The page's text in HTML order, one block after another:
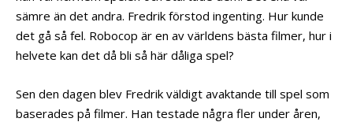
sämre än det andra. Fredrik förstod ingenting. Hur kunde
det gå så fel. Robocop är en av världens bästa filmer, hur i
helvete kan det då bli så här dåliga spel?
Sen den dagen blev Fredrik väldigt avaktande till spel som
baserades på filmer. Han testade några fler under åren,